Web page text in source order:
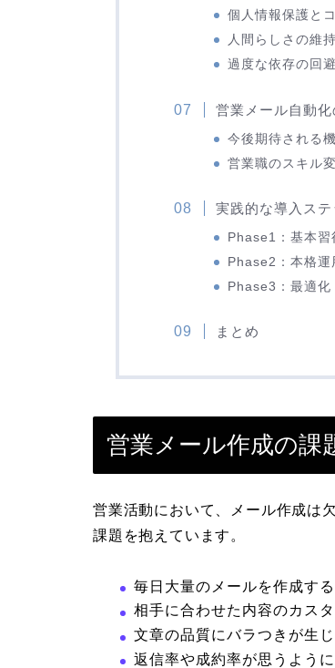
個人情報保護と
人間らしさの維持
過度な依存の回避
営業メール自動
今後期待される
営業職のスキル
実践的な導入ステ
Phase1：基本習
Phase2：本格運
Phase3：最適化
まとめ
営業メール作成の課
営業活動において、メール作成は
課題を抱えています。
毎日大量のメールを作成す
相手に合わせた内容のカス
文章の品質にバラつきが生
返信率や成約率が思うよう